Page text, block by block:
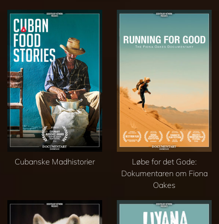
Cubanske Madhistorier
Løbe for det Gode:
Dokumentaren om Fiona
Oakes